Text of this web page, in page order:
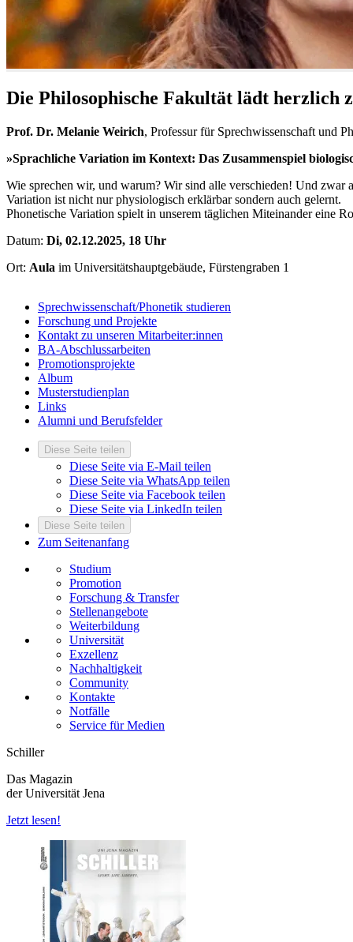
Die Philosophische Fakultät lädt herzlich
Prof. Dr. Melanie Weirich, Professur für Sprechwissenschaft und
»Sprachliche Variation im Kontext: Das Zusammenspiel
Wie sprechen wir, und warum? Wir sind alle verschieden! Und
Variation ist nicht nur physiologisch erklärbar sondern auch gelernt.
Phonetische Variation spielt in unserem täglichen Miteinander eine
Datum: Di, 02.12.2025, 18 Uhr
Ort: Aula im Universitätshauptgebäude, Fürstengraben 1
Sprechwissenschaft/Phonetik studieren
Forschung und Projekte
Kontakt zu unseren Mitarbeiter:innen
BA-Abschlussarbeiten
Promotionsprojekte
Album
Musterstudienplan
Links
Alumni und Berufsfelder
Diese Seite teilen
Diese Seite via E-Mail teilen
Diese Seite via WhatsApp teilen
Diese Seite via Facebook teilen
Diese Seite via LinkedIn teilen
Diese Seite teilen
Zum Seitenanfang
Studium
Promotion
Forschung & Transfer
Stellenangebote
Weiterbildung
Universität
Exzellenz
Nachhaltigkeit
Community
Kontakte
Notfälle
Service für Medien
Schiller
Das Magazin
der Universität Jena
Jetzt lesen!